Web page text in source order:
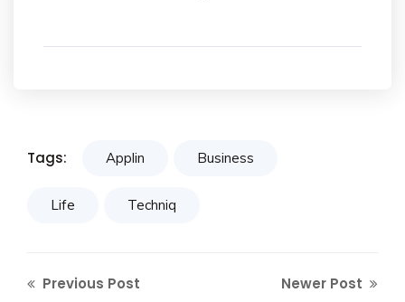
Tags: Applin Business
Life Techniq
Previous Post Newer Post